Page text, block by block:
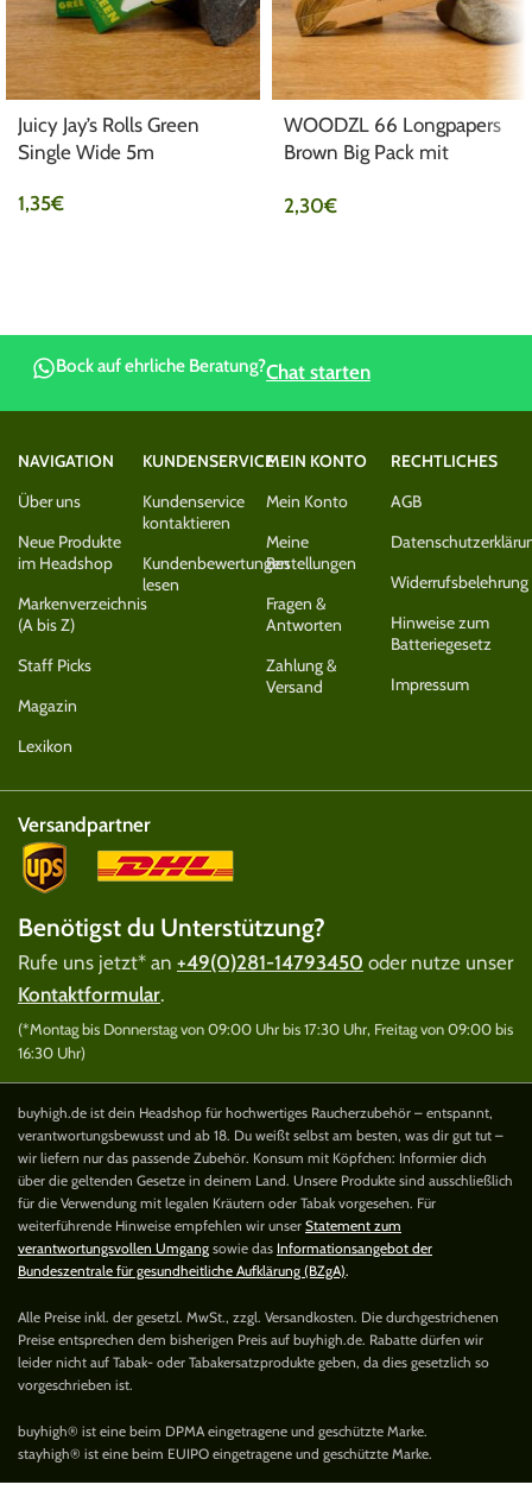
Juicy Jay’s Rolls Green
Single Wide 5m
1,35€
WOODZL 66 Longpapers
Brown Big Pack mit
2,30€
Bock auf ehrliche Beratung?Chat starten
NAVIGATION
Über uns
Neue Produkte
im Headshop
Markenverzeichnis
(A bis Z)
Staff Picks
Magazin
Lexikon
KUNDENSERVICE
Kundenservice
kontaktieren
Kundenbewertungen
lesen
MEIN KONTO
Mein Konto
Meine
Bestellungen
Fragen &
Antworten
Zahlung &
Versand
RECHTLICHES
AGB
Widerrufsbelehrung
Hinweise zum
Batteriegesetz
Impressum
Versandpartner
Benötigst du Unterstützung?
Rufe uns jetzt* an +49(0)281-14793450 oder nutze unser
Kontaktformular.
(*Montag bis Donnerstag von 09:00 Uhr bis 17:30 Uhr, Freitag von 09:00 bis
16:30 Uhr)
buyhigh.de ist dein Headshop für hochwertiges Raucherzubehör – entspannt,
verantwortungsbewusst und ab 18. Du weißt selbst am besten, was dir gut tut –
wir liefern nur das passende Zubehör. Konsum mit Köpfchen: Informier dich
über die geltenden Gesetze in deinem Land. Unsere Produkte sind ausschließlich
für die Verwendung mit legalen Kräutern oder Tabak vorgesehen. Für
weiterführende Hinweise empfehlen wir unser Statement zum
verantwortungsvollen Umgang sowie das Informationsangebot der
Bundeszentrale für gesundheitliche Aufklärung (BZgA).
Alle Preise inkl. der gesetzl. MwSt., zzgl. Versandkosten. Die durchgestrichenen
Preise entsprechen dem bisherigen Preis auf buyhigh.de. Rabatte dürfen wir
leider nicht auf Tabak- oder Tabakersatzprodukte geben, da dies gesetzlich so
vorgeschrieben ist.
buyhigh® ist eine beim DPMA eingetragene und geschützte Marke.
stayhigh® ist eine beim EUIPO eingetragene und geschützte Marke.